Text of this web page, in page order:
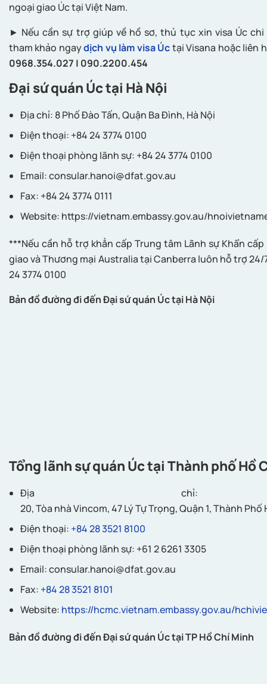
ngoại giao Úc tại Việt Nam.
► Nếu cần sự trợ giúp về hồ sơ, thủ tục xin visa Úc
tham khảo ngaydịch vụ làm visa Úctại Visana hoặc liên
0968.354.027 | 090.2200.454
Đại sứ quán Úc tại Hà Nội
Địa chỉ: 8 Phố Đào Tấn, Quận Ba Đình, Hà Nội
Điện thoại: +84 24 3774 0100
Điện thoại phòng lãnh sự: +84 24 3774 0100
Email:consular.hanoi@dfat.gov.au
Fax: +84 24 3774 0111
Website: https://vietnam.embassy.gov.au/
***Nếu cần hỗ trợ khẳn cấp Trung tâm Lãnh sự Khẩn
giao và Thương mại Australia tại Canberra luôn hỗ trợ
24 3774 0100
Bản đồ đường đi đến Đại sứ quán Úc tại Hà Nội
Tổng lãnh sự quán Úc tại Thành phố Hồ
Địa chỉ:
20, Tòa nhà Vincom, 47 Lý Tự Trọng, Quận 1, Thành Phố
Điện thoại: +84 28 3521 8100
Điện thoại phòng lãnh sự: +61 2 6261 3305
Email:consular.hanoi@dfat.gov.au
Fax: +84 28 3521 8101
Website: https://hcmc.vietnam.embassy.gov.au/
Bản đồ đường đi đến Đại sứ quán Úc tại TP Hồ Chí Minh